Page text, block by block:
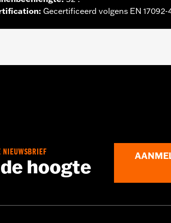
: Gecertificeerd volgens EN 17092-
NIEUWSBRIEF
hoogte